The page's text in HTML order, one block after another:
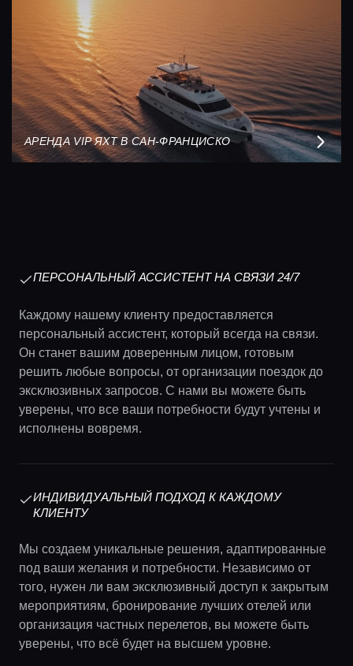
АРЕНДА VIP ЯХТ В САН-ФРАНЦИСКО
ПЕРСОНАЛЬНЫЙ АССИСТЕНТ НА СВЯЗИ 24/7
Каждому нашему клиенту предоставляется
персональный ассистент, который всегда на связи.
Он станет вашим доверенным лицом, готовым
решить любые вопросы, от организации поездок до
эксклюзивных запросов. С нами вы можете быть
уверены, что все ваши потребности будут учтены и
исполнены вовремя.
ИНДИВИДУАЛЬНЫЙ ПОДХОД К КАЖДОМУ
КЛИЕНТУ
Мы создаем уникальные решения, адаптированные
под ваши желания и потребности. Независимо от
того, нужен ли вам эксклюзивный доступ к закрытым
мероприятиям, бронирование лучших отелей или
организация частных перелетов, вы можете быть
уверены, что всё будет на высшем уровне.